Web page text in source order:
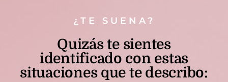
¿TE SUENA?
Quizás te sientes
identificado con estas
situaciones que te describo: